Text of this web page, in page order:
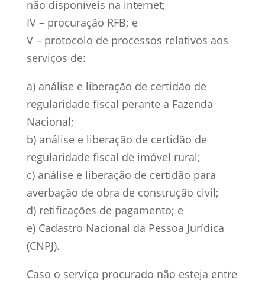
não disponíveis na internet;
IV – procuração RFB; e
V – protocolo de processos relativos aos
serviços de:
a) análise e liberação de certidão de
regularidade fiscal perante a Fazenda
Nacional;
b) análise e liberação de certidão de
regularidade fiscal de imóvel rural;
c) análise e liberação de certidão para
averbação de obra de construção civil;
d) retificações de pagamento; e
e) Cadastro Nacional da Pessoa Jurídica
(CNPJ).
Caso o serviço procurado não esteja entre